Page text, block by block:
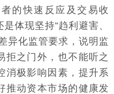
的快速反应及交易收
体现坚持“趋利避害、
异化监管要求，说明监
拒之门外，也不能听之
消极影响因素，提升系
推动资本市场的健康发